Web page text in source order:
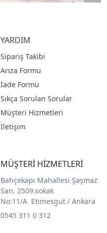
YARDIM
Sipariş Takibi
Arıza Formu
İade Formu
Sıkça Sorulan Sorular
Müşteri Hizmetleri
İletişim
MÜŞTERİ HİZMETLERİ
Bahçekapı Mahallesi Şaşmaz
San. 2509.sokak
No:11/A Etimesgut / Ankara
0545 311 0 312